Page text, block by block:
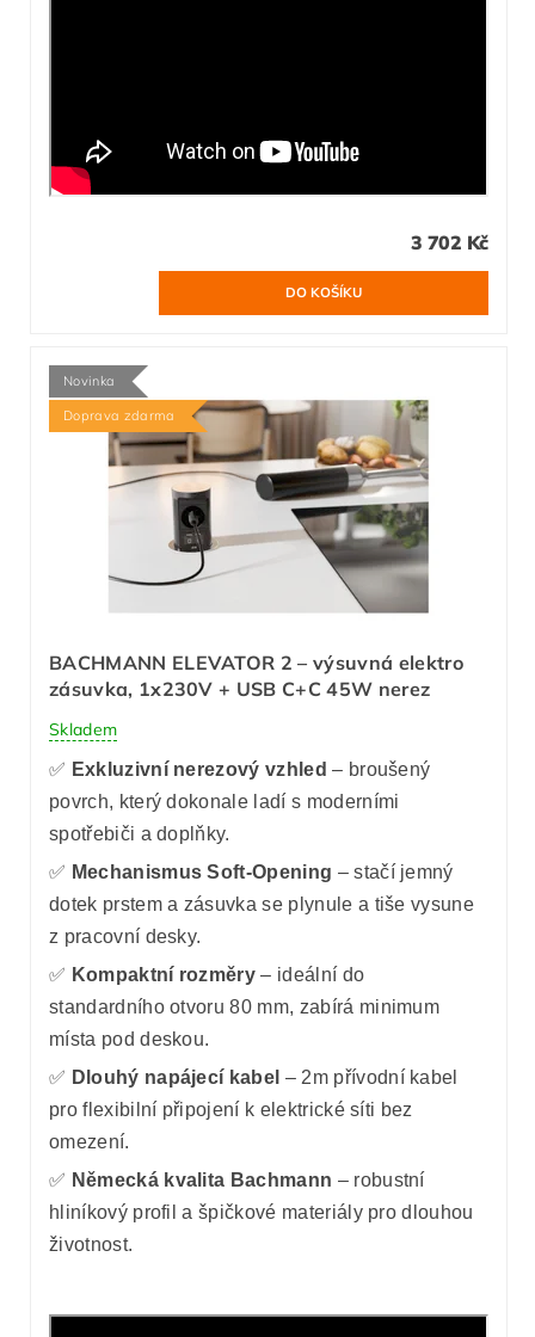
3 702 Kč
Novinka
Doprava zdarma
BACHMANN ELEVATOR 2 – výsuvná elektro
zásuvka, 1x230V + USB C+C 45W nerez
Skladem
✅ Exkluzivní nerezový vzhled – broušený
povrch, který dokonale ladí s moderními
spotřebiči a doplňky.
✅ Mechanismus Soft-Opening – stačí jemný
dotek prstem a zásuvka se plynule a tiše vysune
z pracovní desky.
✅ Kompaktní rozměry – ideální do
standardního otvoru 80 mm, zabírá minimum
místa pod deskou.
✅ Dlouhý napájecí kabel – 2m přívodní kabel
pro flexibilní připojení k elektrické síti bez
omezení.
✅ Německá kvalita Bachmann – robustní
hliníkový profil a špičkové materiály pro dlouhou
životnost.